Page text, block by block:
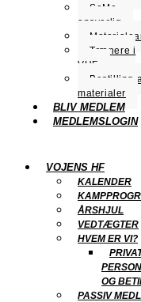
SoMe-
ansvarlig
Trænere i
VHF
Bestilling
materialer
BLIV MEDLEM
MEDLEMSLOGIN
VOJENS HF
KALENDER
ÅRSHJUL
VEDTÆGTER
HVEM ER VI?
OG
PASSIV